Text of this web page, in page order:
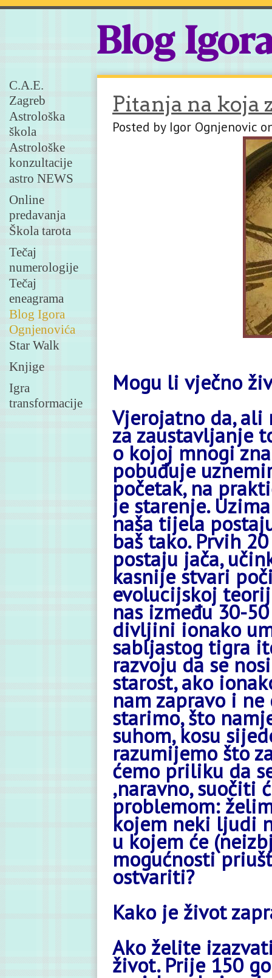
Blog
C.A.E.
Zagreb
Astrološka
škola
Astrološke
konzultacije
astro NEWS
Online
predavanja
Škola tarota
Tečaj
numerologije
Tečaj
eneagrama
Blog Igora
Ognjenovića
Star Walk
Knjige
Igra
transformacije
Pitanja na koja
Posted by Igor Ognjenovic
Mogu li vječno
Vjerojatno da, ali
za zaustavljanje
o kojoj mnogi
pobuđuje
početak, na
je starenje.
naša tijela
baš tako. Prvih
postaju jača,
kasnije stvari
evolucijskoj
nas između 30-
divljini ionako
sabljastog tigra
razvoju da se
starost, ako
nam zapravo i
starimo, što
suhom, kosu
razumijemo što
ćemo priliku da
,naravno, suočiti
problemom:
kojem neki ljudi
u kojem će
mogućnosti
ostvariti?
Kako je život
Ako želite
život. Prije 150